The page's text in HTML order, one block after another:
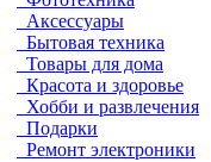
Аксессуары
Бытовая техника
Товары для дома
Красота и здоровье
Хобби и развлечения
Подарки
Ремонт электроники